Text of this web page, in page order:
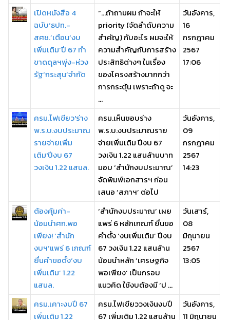
เปิดหนังสือ 4
ฉบับ‘ธปท.-
สศช.’เตือน‘งบ
เพิ่มเติม’ปี 67 ทำ
ขาดดุลฯพุ่ง-ห่วง
รัฐ‘กระสุน’จำกัด
“…ถ้าถามผม ถ้าจะให้
priority (จัดลำดับความ
สำคัญ) กับอะไร ผมจะให้
ความสำคัญกับการสร้าง
ประสิทธิต่างๆ ในเรื่อง
ของโครงสร้างมากกว่า
การกระตุ้น เพราะถ้าดู จะ
...
วันอังคาร,
16
กรกฎาคม
2567
17:06
ครม.ไฟเขียว'ร่าง
พ.ร.บ.งบประมาณ
รายจ่ายเพิ่ม
เติม'ปีงบ 67
วงเงิน 1.22 แสนล.
ครม.เห็นชอบร่าง
พ.ร.บ.งบประมาณราย
จ่ายเพิ่มเติม ปีงบ 67
วงเงิน 1.22 แสนล้านบาท
มอบ ‘สำนักงบประมาณ’
จัดพิมพ์เอกสารฯ ก่อน
เสนอ ‘สภาฯ’ ต่อไป
วันอังคาร,
09
กรกฎาคม
2567
14:23
ต้องคุ้มค่า-
น้อมนำศก.พอ
เพียง! ‘สำนัก
งบฯ’แพร่ 6 เกณฑ์
ยื่นคำขอตั้ง‘งบ
เพิ่มเติม’ 1.22
แสนล.
‘สำนักงบประมาณ’ เผย
แพร่ 6 หลักเกณฑ์ ยื่นขอ
คำตั้ง ‘งบเพิ่มเติม’ ปีงบ
67 วงเงิน 1.22 แสนล้าน
น้อมนำหลัก ‘เศรษฐกิจ
พอเพียง’ เป็นกรอบ
แนวคิด ใช้งบต้องมี ‘ป ...
วันเสาร์,
08
มิถุนายน
2567
13:05
ครม.เคาะงบปี 67
เพิ่มเติม 1.22
ครม.ไฟเขียววงเงินงบปี
67 เพิ่มเติม 1.22 แสนล้าน
วันอังคาร,
11 มิถุนายน